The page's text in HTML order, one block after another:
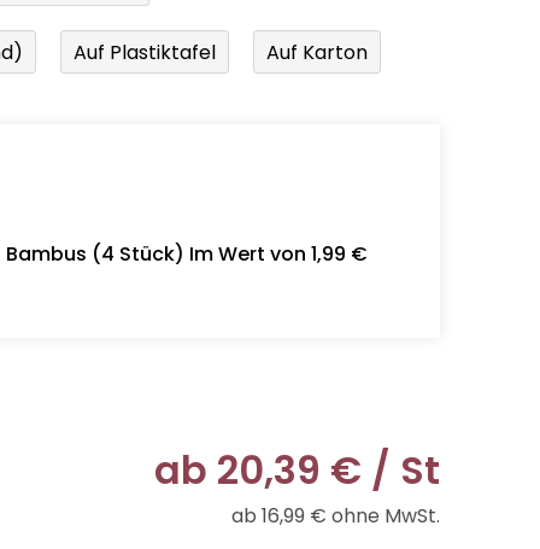
Auf Plastiktafel Auf Karton
(4 Stück) Im Wert von 1,99 €
ab 20,39 € / St
ab 16,99 € ohne MwSt.